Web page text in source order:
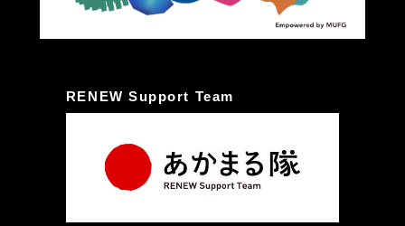
RENEW Support Team